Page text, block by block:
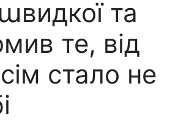
та
те, від
стало не